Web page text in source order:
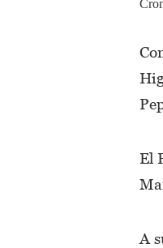
El
A